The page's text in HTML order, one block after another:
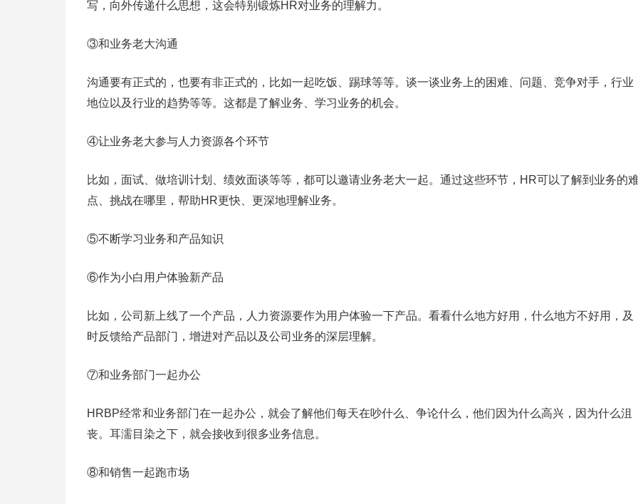
写，向外传递什么思想，这会特别锻炼HR对业务的理解力。
③和业务老大沟通
沟通要有正式的，也要有非正式的，比如一起吃饭、踢球等等。谈一谈业务上的困难、问题、竞争对手，行业
地位以及行业的趋势等等。这都是了解业务、学习业务的机会。
④让业务老大参与人力资源各个环节
比如，面试、做培训计划、绩效面谈等等，都可以邀请业务老大一起。通过这些环节，HR可以了解到业务的
点、挑战在哪里，帮助HR更快、更深地理解业务。
⑤不断学习业务和产品知识
⑥作为小白用户体验新产品
比如，公司新上线了一个产品，人力资源要作为用户体验一下产品。看看什么地方好用，什么地方不好用，及
时反馈给产品部门，增进对产品以及公司业务的深层理解。
⑦和业务部门一起办公
HRBP经常和业务部门在一起办公，就会了解他们每天在吵什么、争论什么，他们因为什么高兴，因为什么沮
丧。耳濡目染之下，就会接收到很多业务信息。
⑧和销售一起跑市场